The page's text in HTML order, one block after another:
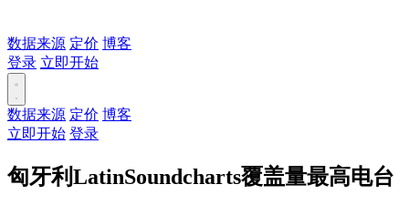
数据来源 定价 博客
登录 立即开始
数据来源 定价 博客
立即开始 登录
匈牙利LatinSoundcharts覆盖量最高电台